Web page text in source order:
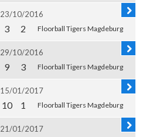
23/10/2016
3 2 Floorball Tigers Magdeburg
29/10/2016
9 3 Floorball Tigers Magdeburg
15/01/2017
10 1 Floorball Tigers Magdeburg
21/01/2017